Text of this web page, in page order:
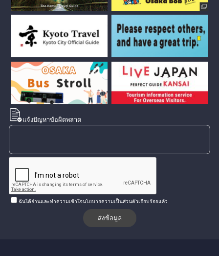
แจ้งปัญหาข้อผิดพลาด
ฉันได้อ่านและทำความเข้าใจนโยบายความเป็นส่วนตัวเรียบร้อยแล้ว